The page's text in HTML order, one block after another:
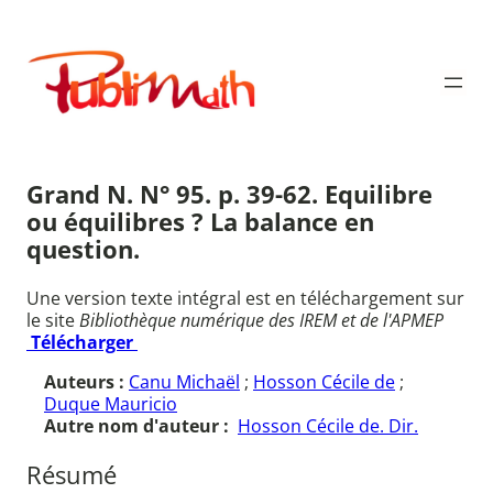
contenu
Publimath
Grand N. N° 95. p. 39-62. Equilibre
ou équilibres ? La balance en
question.
Une version texte intégral est en téléchargement sur
le siteBibliothèque numérique des IREM et de l'APMEP
Télécharger
Auteurs : Canu Michaël ; Hosson Cécile de ;
Duque Mauricio
Autre nom d'auteur : Hosson Cécile de. Dir.
Résumé